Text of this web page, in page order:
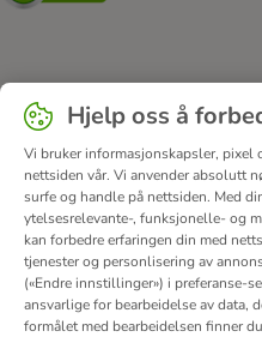
Om oss
DSA
Vilkår & betingelser
Kontakt
Frakt & levering
Tilgjengelighetserklæring
© zooplus SE 2026
Hjelp oss å
Vi bruker informasjonskapsler, pixel
nettsiden vår. Vi anvender absolutt
surfe og handle på nettsiden. Med
ytelsesrelevante-, funksjonelle- og
kan forbedre erfaringen din med
tjenester og personlisering av
(«Endre innstillinger») i preferanse-
ansvarlige for bearbeidelse av data,
formålet med bearbeidelsen finner